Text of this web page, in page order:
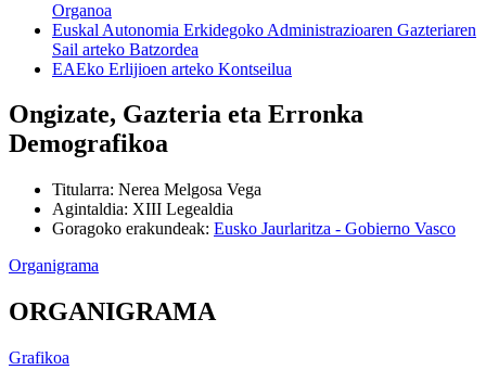
Organoa
Euskal Autonomia Erkidegoko Administrazioaren Gazteriaren
Sail arteko Batzordea
EAEko Erlijioen arteko Kontseilua
Ongizate, Gazteria eta Erronka
Demografikoa
Titularra: Nerea Melgosa Vega
Agintaldia: XIII Legealdia
Goragoko erakundeak: Eusko Jaurlaritza - Gobierno Vasco
Organigrama
ORGANIGRAMA
Grafikoa